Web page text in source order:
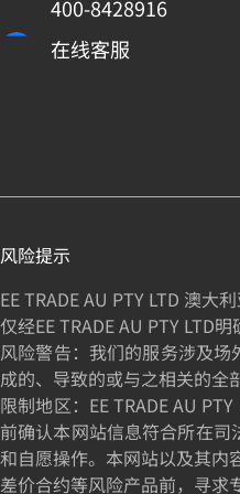
400-8428916
在线客服
风险提示
EE TRADE AU PTY LTD 澳大
仅经EE TRADE AU PTY LTD
风险警告：我们的服务涉及场
成的、导致的或与之相关的全
限制地区：EE TRADE AU
前确认本网站信息符合所在
和自愿操作。本网站以及其内
差价合约等风险产品前，寻求